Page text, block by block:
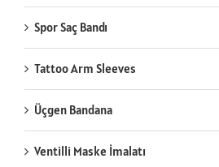
Spor Saç Bandı
Tattoo Arm Sleeves
Üçgen Bandana
Ventilli Maske İmalatı